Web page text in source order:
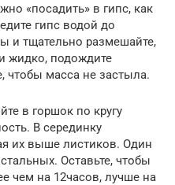
«посадить» в гипс, как
гипс водой до
и тщательно размешайте,
жидко, подождите
чтобы масса не застыла.
в горшок по кругу
В серединку
их выше листиков. Один
Оставьте, чтобы
чем на 12часов, лучше на